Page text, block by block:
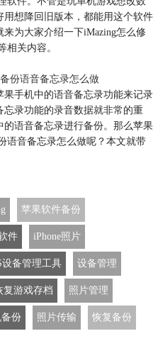
想降回旧版本，都能用这个软件
为大家介绍一下iMazing怎么修
相关内容。
份语音备忘录怎么做
手机中的语音备忘录功能来记录
录功能的录音数据就非常的重
语音备忘录进行备份。那么苹果
语音备忘录怎么做呢？本文就带
苹果软件备份
件 iPhone照片
设备管理工具 设备管理
复游戏存档 照片管理
份 照片传输 恢复备份